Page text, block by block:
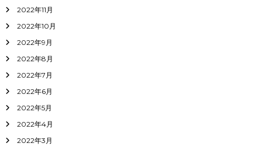
2022年11月
2022年10月
2022年9月
2022年8月
2022年7月
2022年6月
2022年5月
2022年4月
2022年3月